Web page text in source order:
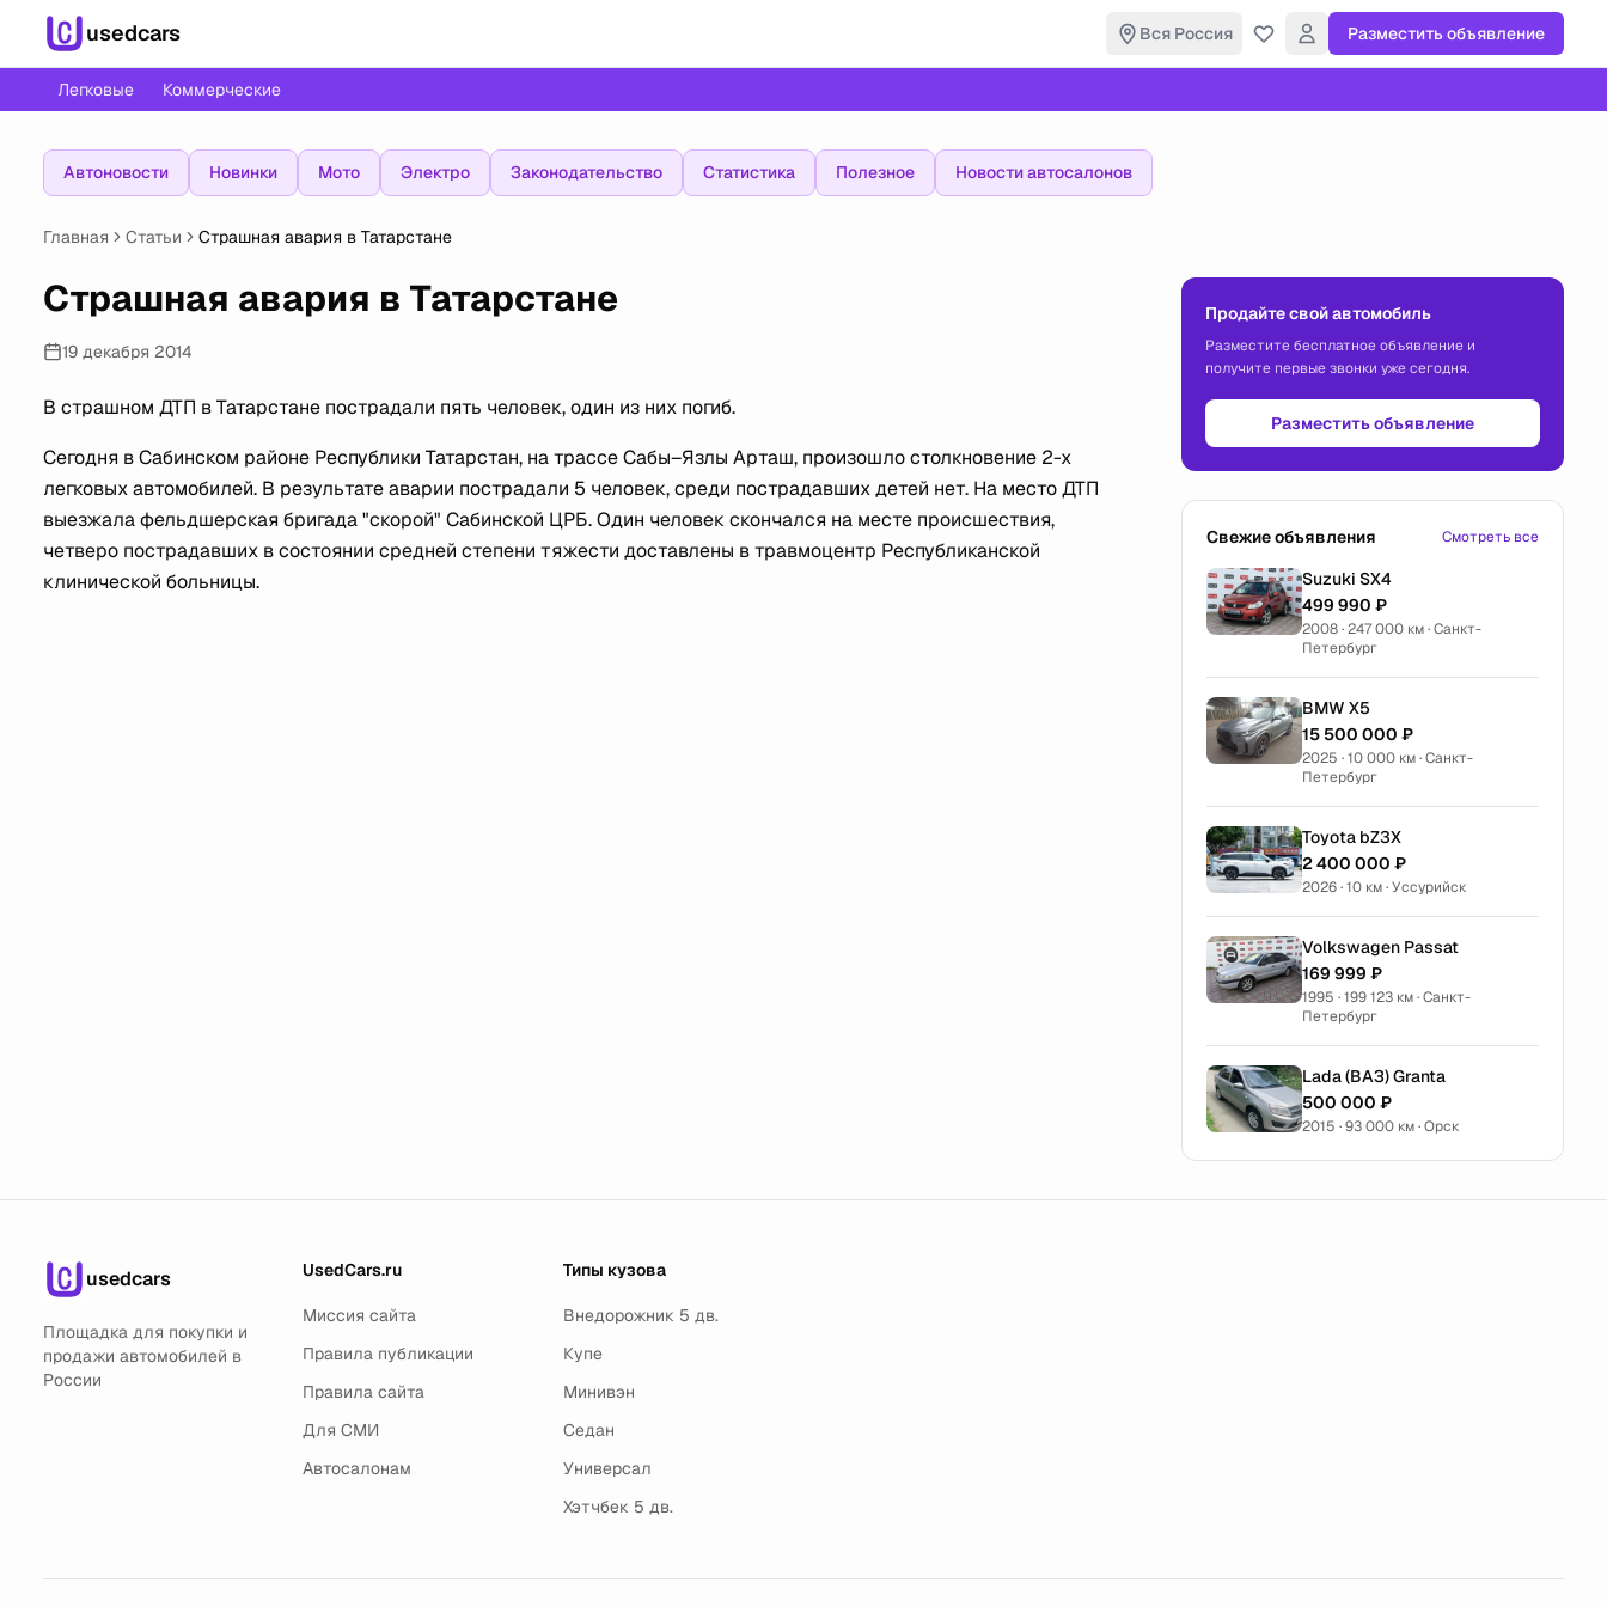
usedcars Вся Россия Разместить объявление
Легковые Коммерческие
Автоновости Новинки Мото Электро Законодательство Статистика Полезное Новости автосалонов
Главная Статьи Страшная авария в Татарстане
Страшная авария в Татарстане
19 декабря 2014
В страшном ДТП в Татарстане пострадали пять человек, один из них погиб.
Сегодня в Сабинском районе Республики Татарстан, на трассе Сабы–Язлы Арташ, произошло столкновение 2-х
легковых автомобилей. В результате аварии пострадали 5 человек, среди пострадавших детей нет. На место ДТП
выезжала фельдшерская бригада "скорой" Сабинской ЦРБ. Один человек скончался на месте происшествия,
четверо пострадавших в состоянии средней степени тяжести доставлены в травмоцентр Республиканской
клинической больницы.
Продайте свой автомобиль
Разместите бесплатное объявление и
получите первые звонки уже сегодня.
Разместить объявление
Свежие объявления Смотреть все
Suzuki SX4
499 990 ₽
2008 · 247 000 км · Санкт-
Петербург
BMW X5
15 500 000 ₽
2025 · 10 000 км · Санкт-
Петербург
Toyota bZ3X
2 400 000 ₽
2026 · 10 км · Уссурийск
Volkswagen Passat
169 999 ₽
1995 · 199 123 км · Санкт-
Петербург
Lada (ВАЗ) Granta
500 000 ₽
2015 · 93 000 км · Орск
usedcars
Площадка для покупки и
продажи автомобилей в
России
UsedCars.ru
Миссия сайта
Правила публикации
Правила сайта
Для СМИ
Автосалонам
Типы кузова
Внедорожник 5 дв.
Купе
Минивэн
Седан
Универсал
Хэтчбек 5 дв.